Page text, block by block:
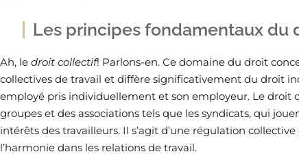
Les principes fondamentaux
Ah, le droit collectif! Parlons-en. Ce domaine du droit
collectives de travail et diffère significativement du droit
employé pris individuellement et son employeur. Le droit
groupes et des associations tels que les syndicats, qui
intérêts des travailleurs. Il s’agit d’une régulation
l’harmonie dans les relations de travail.